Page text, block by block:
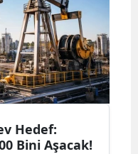
Hedef:
Bini Aşacak!